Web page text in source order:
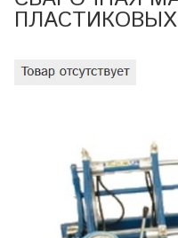
ПЛАСТИКОВЫХ